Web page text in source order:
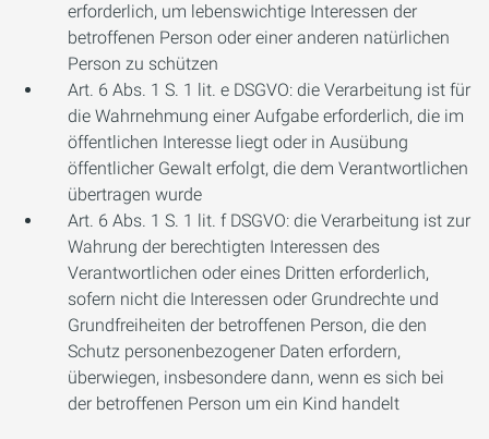
erforderlich, um lebenswichtige Interessen der
betroffenen Person oder einer anderen natürlichen
Person zu schützen
Art. 6 Abs. 1 S. 1 lit. e DSGVO: die Verarbeitung ist für
die Wahrnehmung einer Aufgabe erforderlich, die im
öffentlichen Interesse liegt oder in Ausübung
öffentlicher Gewalt erfolgt, die dem Verantwortlichen
übertragen wurde
Art. 6 Abs. 1 S. 1 lit. f DSGVO: die Verarbeitung ist zur
Wahrung der berechtigten Interessen des
Verantwortlichen oder eines Dritten erforderlich,
sofern nicht die Interessen oder Grundrechte und
Grundfreiheiten der betroffenen Person, die den
Schutz personenbezogener Daten erfordern,
überwiegen, insbesondere dann, wenn es sich bei
der betroffenen Person um ein Kind handelt